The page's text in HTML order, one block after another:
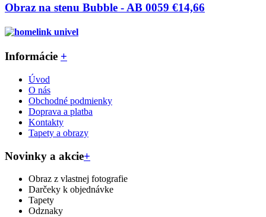
Obraz na stenu Bubble - AB 0059 €14,66
Informácie +
Úvod
O nás
Obchodné podmienky
Doprava a platba
Kontakty
Tapety a obrazy
Novinky a akcie+
Obraz z vlastnej fotografie
Darčeky k objednávke
Tapety
Odznaky